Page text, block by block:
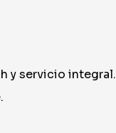
y servicio integral.